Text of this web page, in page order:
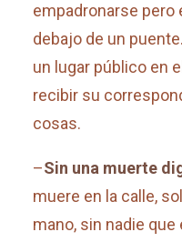
empadronarse pero
debajo de un
un lugar público en
recibir su
cosas.
–Sin una muerte
muere en la calle,
mano, sin nadie